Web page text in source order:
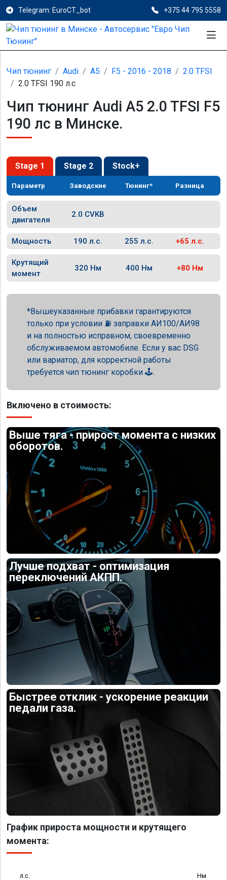
Telegram: EuroCT_bot +375 44 795 5558
Чип тюнинг Audi A5 F5 - 2016 - 2018
2.0 TFSI
2.0 TFSI 190 л.с
Чип тюнинг Audi A5 2.0 TFSI F5
190 лс в Минске.
Stage 1 Stage 2 Stock+
Параметр Заводские Тюнинг* Разница
Объем
двигателя
2.0 CVKB
Мощность 190 л.с. 255 л.с. +65 л.с.
Крутящий
момент
320 Нм 400 Нм +80 Нм
Вышеуказанные прибавки гарантируются
только при условии ⛽ заправки АИ100/АИ98
и на полностью исправном, своевременно
обслуживаемом автомобиле. Если у вас DSG
или вариатор, для корректной работы
требуется чип тюнинг коробки 🕹️.
Включено в стоимость:
Выше тяга - прирост момента с низких
оборотов.
Лучше подхват - оптимизация
переключений АКПП.
Быстрее отклик - ускорение реакции
педали газа.
График прироста мощности и крутящего
момента:
л.с. Нм